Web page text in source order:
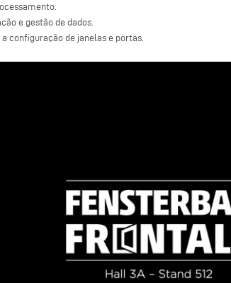
e gestão de dados.
configuração de janelas e portas.